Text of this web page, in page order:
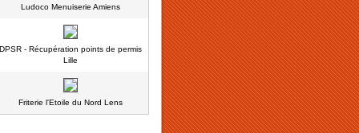
Ludoco Menuiserie Amiens
DPSR - Récupération points de permis
Lille
Friterie l'Etoile du Nord Lens